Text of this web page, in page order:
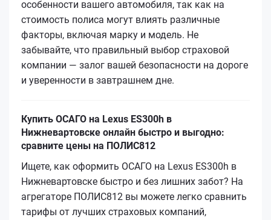
особенности вашего автомобиля, так как на
стоимость полиса могут влиять различные
факторы, включая марку и модель. Не
забывайте, что правильный выбор страховой
компании — залог вашей безопасности на дороге
и уверенности в завтрашнем дне.
Купить ОСАГО на Lexus ES300h в
Нижневартовске онлайн быстро и выгодно:
сравните цены на ПОЛИС812
Ищете, как оформить ОСАГО на Lexus ES300h в
Нижневартовске быстро и без лишних забот? На
агрегаторе ПОЛИС812 вы можете легко сравнить
тарифы от лучших страховых компаний,